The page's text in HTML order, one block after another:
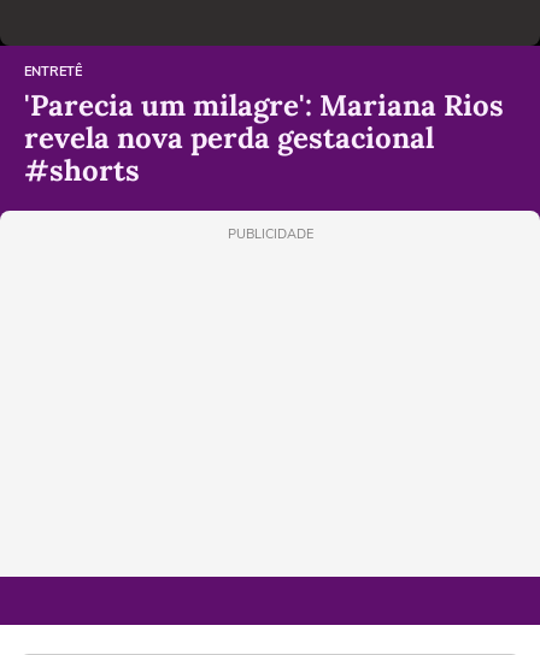
ENTRETÊ
'Parecia um milagre': Mariana Rios
revela nova perda gestacional
#shorts
PUBLICIDADE